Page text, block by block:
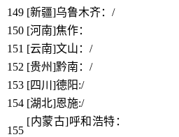
149 [新疆]乌鲁木齐：/
150 [河南]焦作：
151 [云南]文山：/
152 [贵州]黔南：/
153 [四川]德阳:/
154 [湖北]恩施:/
155
[内蒙古]呼和浩特：